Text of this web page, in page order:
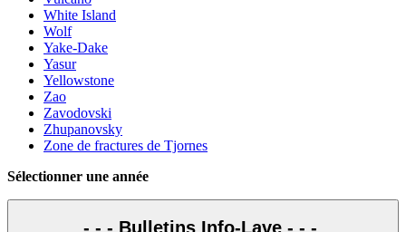
White Island
Wolf
Yake-Dake
Yasur
Yellowstone
Zao
Zavodovski
Zhupanovsky
Zone de fractures de Tjornes
Sélectionner une année
- - - Bulletins Info-Lave - - -